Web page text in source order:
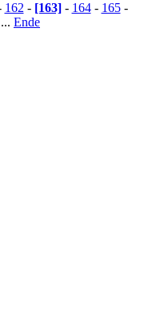
162 - [163]- 164- 165-
... Ende